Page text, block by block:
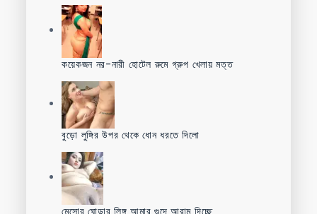
কয়েকজন নর-নারী হোটেল রুমে গ্রুপ খেলায় মত্ত
বুড়ো লুঙ্গির উপর থেকে ধোন ধরতে দিলো
মেসোর ঘোড়ার লিঙ্গ আমার গুদে আরাম দিচ্ছে